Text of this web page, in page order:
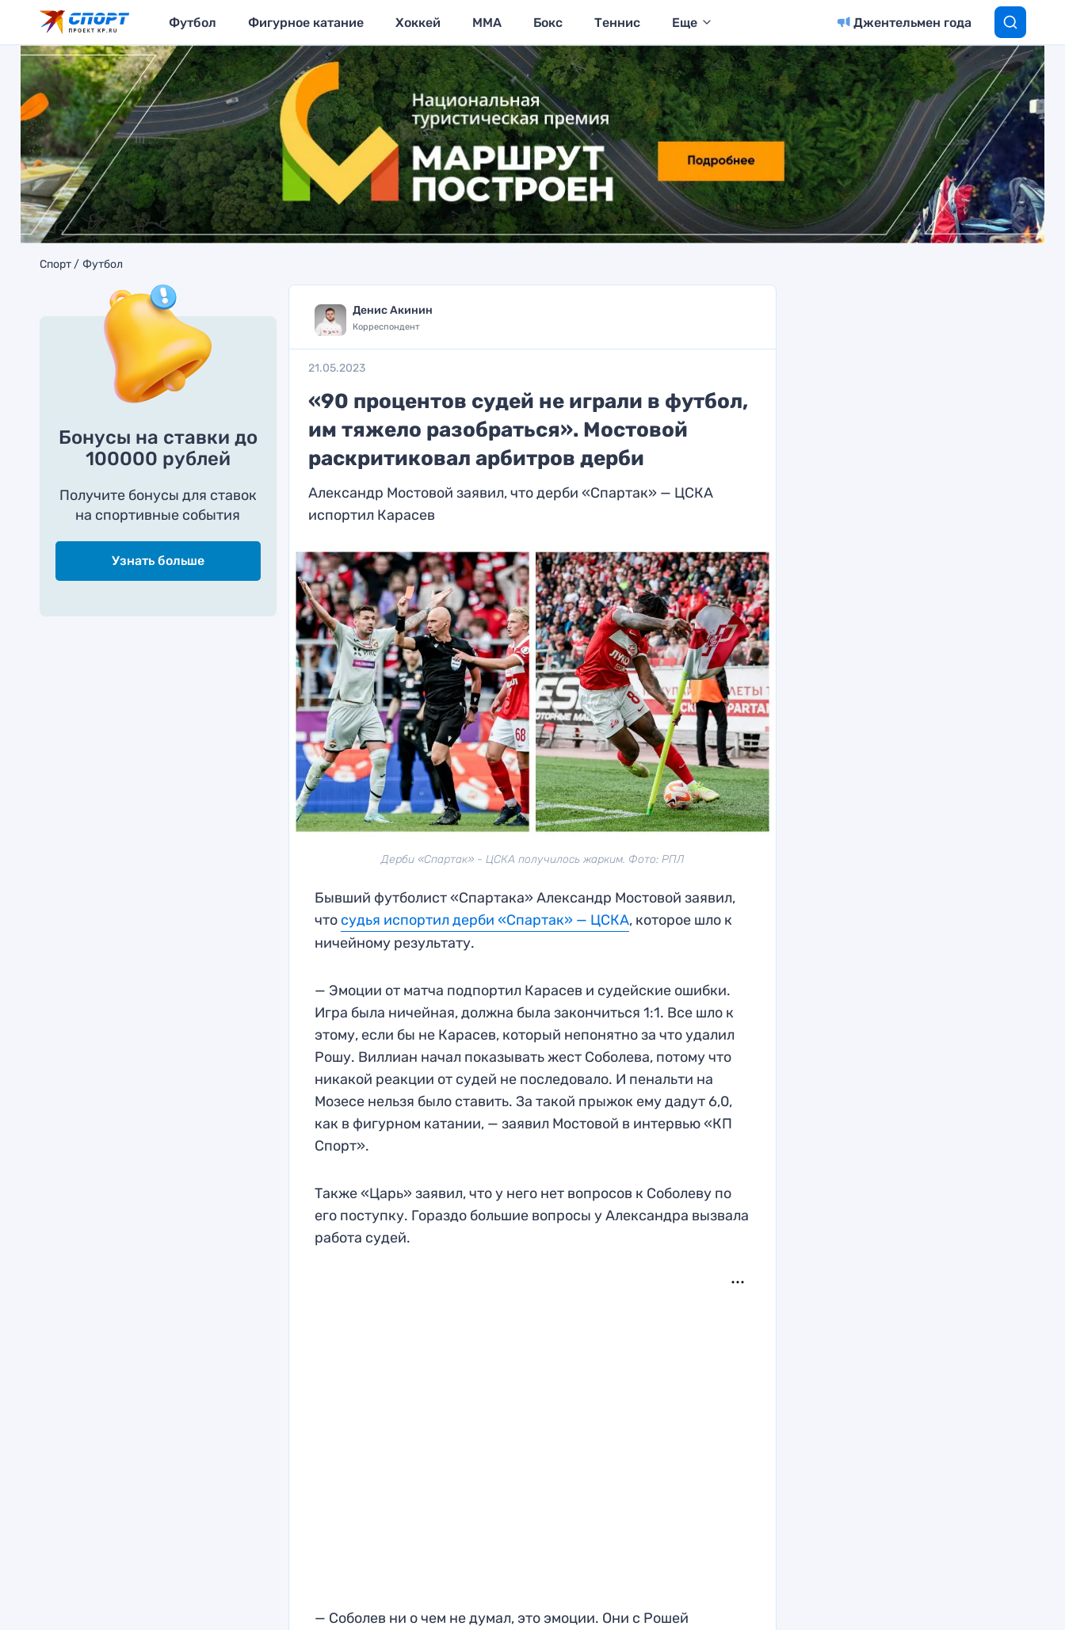
Футбол Фигурное катание Хоккей MMA Бокс Теннис Еще Джентельмен года
Спорт Футбол
Бонусы на ставки до
100000 рублей
Получите бонусы для ставок
на спортивные события
Узнать больше
Денис Акинин
Корреспондент
21.05.2023
«90 процентов судей не играли в футбол,
им тяжело разобраться». Мостовой
раскритиковал арбитров дерби
Александр Мостовой заявил, что дерби «Спартак» — ЦСКА
испортил Карасев
Дерби «Спартак» - ЦСКА получилось жарким. Фото: РПЛ
Бывший футболист «Спартака» Александр Мостовой заявил,
что судья испортил дерби «Спартак» — ЦСКА, которое шло к
ничейному результату.
— Эмоции от матча подпортил Карасев и судейские ошибки.
Игра была ничейная, должна была закончиться 1:1. Все шло к
этому, если бы не Карасев, который непонятно за что удалил
Рошу. Виллиан начал показывать жест Соболева, потому что
никакой реакции от судей не последовало. И пенальти на
Мозесе нельзя было ставить. За такой прыжок ему дадут 6,0,
как в фигурном катании, — заявил Мостовой в интервью «КП
Спорт».
Также «Царь» заявил, что у него нет вопросов к Соболеву по
его поступку. Гораздо большие вопросы у Александра вызвала
работа судей.
— Соболев ни о чем не думал, это эмоции. Они с Рошей